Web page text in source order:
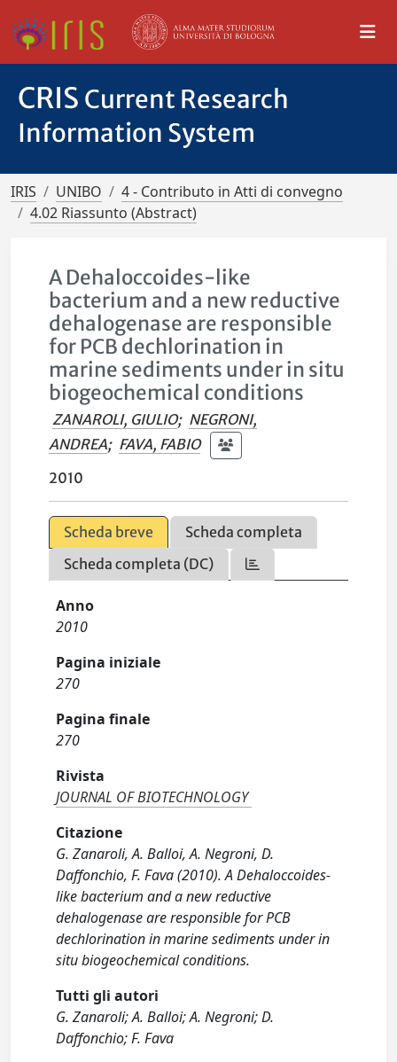
CRIS Current Research
Information System
IRIS UNIBO
4 - Contributo in Atti di convegno
4.02 Riassunto (Abstract)
A Dehaloccoides-like
bacterium and a new reductive
dehalogenase are responsible
for PCB dechlorination in
marine sediments under in situ
biogeochemical conditions
ZANAROLI, GIULIO; NEGRONI,
ANDREA; FAVA, FABIO
2010
Scheda breve
Scheda completa
Scheda completa (DC)
Anno
2010
Pagina iniziale
270
Pagina finale
270
Rivista
JOURNAL OF BIOTECHNOLOGY
Citazione
G. Zanaroli, A. Balloi, A. Negroni, D.
Daffonchio, F. Fava (2010). A Dehaloccoides-
like bacterium and a new reductive
dehalogenase are responsible for PCB
dechlorination in marine sediments under in
situ biogeochemical conditions.
Tutti gli autori
G. Zanaroli; A. Balloi; A. Negroni; D.
Daffonchio; F. Fava